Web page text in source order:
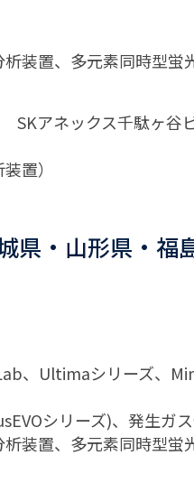
装置、多元素同時型
SKアネックス千駄ヶ谷
置）
県・山形県・福
、Ultimaシリーズ、
シリーズ)、発生ガ
装置、多元素同時型